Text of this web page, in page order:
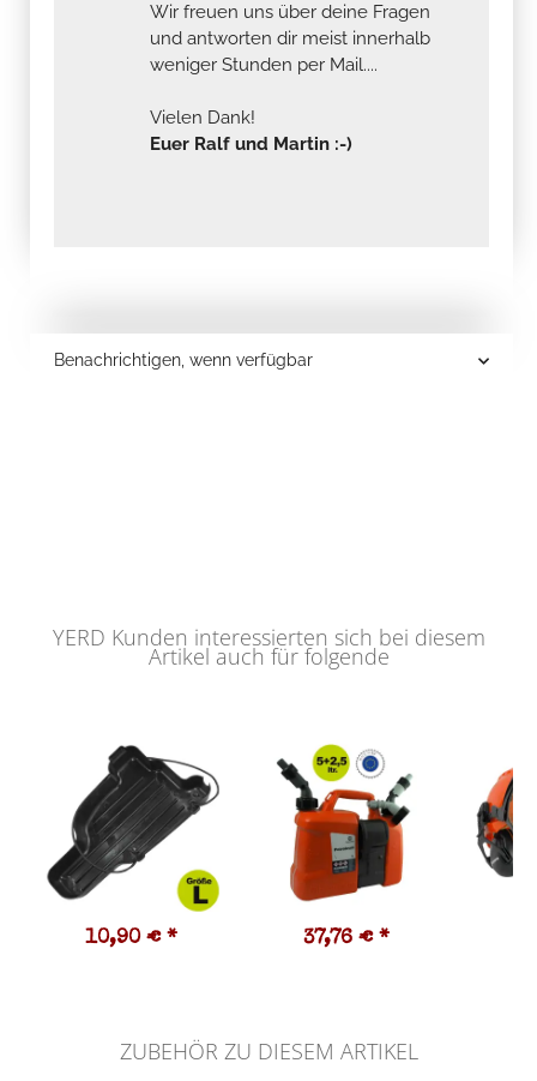
Wir freuen uns über deine Fragen
und antworten dir meist innerhalb
weniger Stunden per Mail....
Vielen Dank!
Euer Ralf und Martin :-)
Benachrichtigen, wenn verfügbar
YERD Kunden interessierten sich bei diesem
Artikel auch für folgende
10,90 € * 37,76 € *
ZUBEHÖR ZU DIESEM ARTIKEL